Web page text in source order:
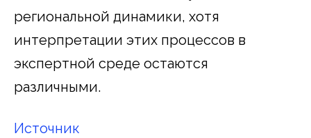
региональной динамики, хотя
интерпретации этих процессов в
экспертной среде остаются
различными.
Источник